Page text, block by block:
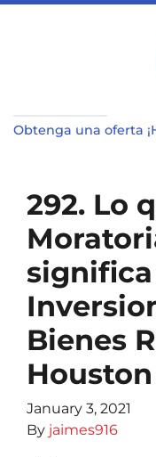
Obtenga una oferta
292. Lo
Bienes
Houston
January 3, 2021
By jaimes916